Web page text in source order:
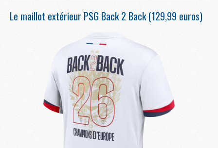
Le maillot extérieur PSG Back 2 Back (129,99 euros)